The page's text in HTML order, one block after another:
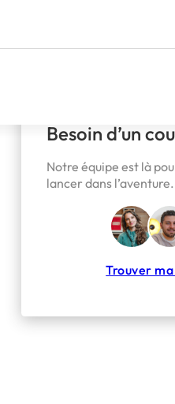
Besoin d’un
Notre équipe est là
lancer dans l’aventure.
Trouver